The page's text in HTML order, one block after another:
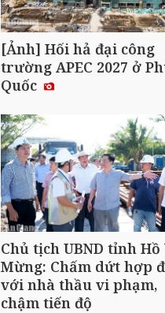
[Ảnh] Hối hả đại công
trường APEC 2027 ở
Quốc
Chủ tịch UBND tỉnh Hồ
Mừng: Chấm dứt hợp
với nhà thầu vi phạm,
chậm tiến độ